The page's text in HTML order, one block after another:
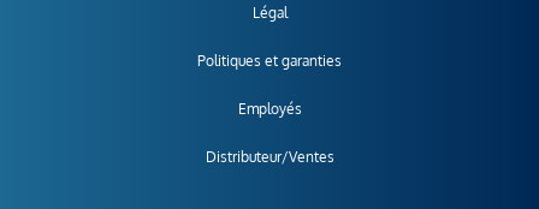
Légal
Politiques et garanties
Employés
Distributeur/Ventes